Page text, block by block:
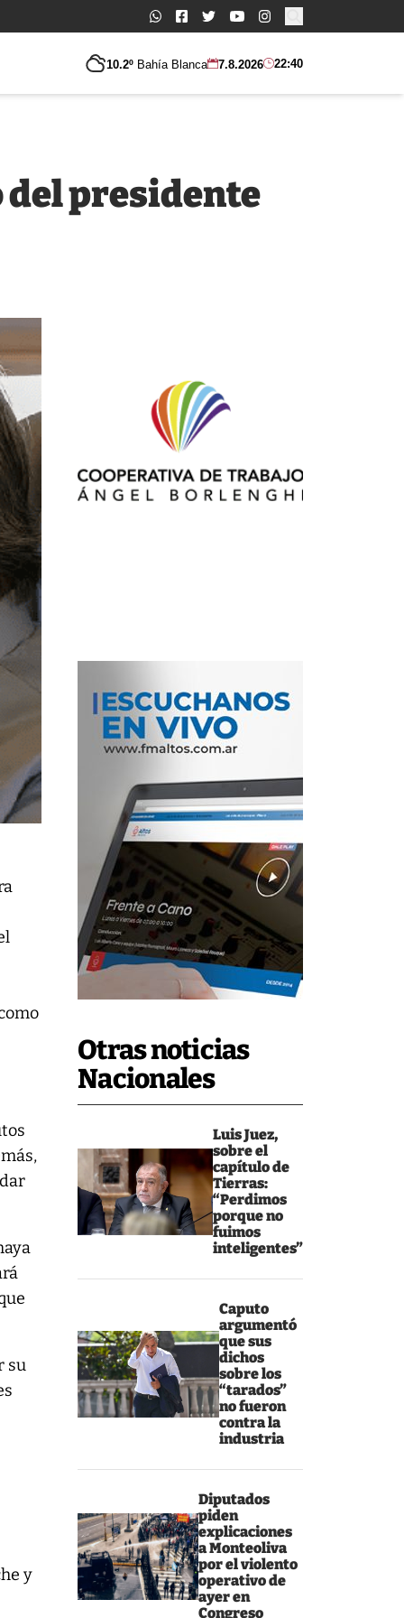
Buscar:
10.2º Bahía Blanca 7.8.2026 22:40
Otras noticias
Nacionales
Luis Juez,
sobre el
capítulo de
Tierras:
“Perdimos
porque no
fuimos
inteligentes”
Caputo
argumentó
que sus
dichos
sobre los
“tarados”
no fueron
contra la
industria
Diputados
piden
explicaciones
a Monteoliva
por el violento
operativo de
ayer en
Congreso
del presidente
su
y